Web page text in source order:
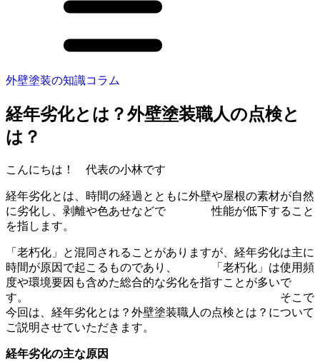
外壁塗装の知識コラム
経年劣化とは？外壁塗装職人の点検と
は？
こんにちは！ 代表の小林です
経年劣化とは、時間の経過とともに外壁や屋根の素材が自然
に劣化し、剥離や色あせなどで 性能が低下すること
を指します。
「老朽化」と混同されることがありますが、経年劣化は主に
時間が原因で起こるものであり、 「老朽化」は使用頻
度や環境要因も含めた総合的な劣化を指すことが多いで
す。 そこで
今回は、 経年劣化とは？外壁塗装職人の点検とは？ について
ご説明させていただきます。
経年劣化の主な原因